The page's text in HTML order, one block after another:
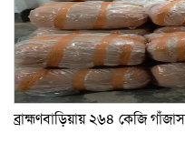
ব্রাহ্মণবাড়িয়ায় ২৬৪ কেজি